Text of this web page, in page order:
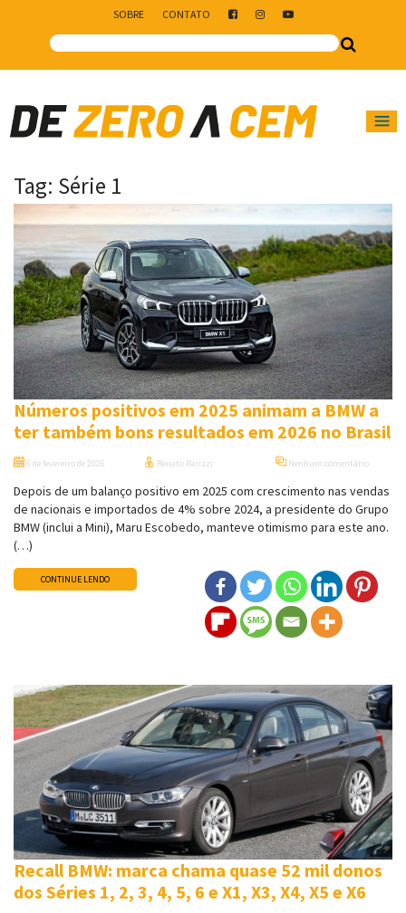
SOBRE CONTATO
Main Navigation
Tag: Série 1
Números positivos em 2025 animam a BMW a
ter também bons resultados em 2026 no Brasil
6 de fevereiro de 2026 Renato Parizzi Nenhum comentário
Depois de um balanço positivo em 2025 com crescimento nas vendas
de nacionais e importados de 4% sobre 2024, a presidente do Grupo
BMW (inclui a Mini), Maru Escobedo, manteve otimismo para este ano.
(…)
CONTINUE LENDO
Recall BMW: marca chama quase 52 mil donos
dos Séries 1, 2, 3, 4, 5, 6 e X1, X3, X4, X5 e X6